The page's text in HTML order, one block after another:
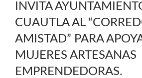
INVITA
CUAUTLA AL
AMISTAD” PARA
MUJERES ARTESANAS
EMPRENDEDORAS.